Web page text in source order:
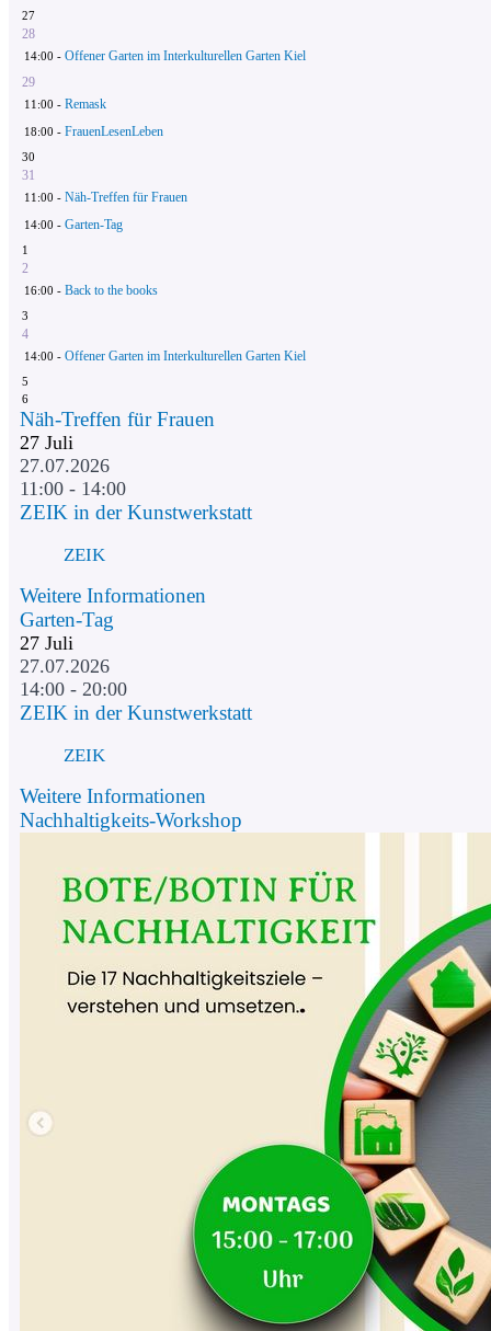
27
28
14:00 - Offener Garten im Interkulturellen Garten Kiel
29
11:00 - Remask
18:00 - FrauenLesenLeben
30
31
11:00 - Näh-Treffen für Frauen
14:00 - Garten-Tag
1
2
16:00 - Back to the books
3
4
14:00 - Offener Garten im Interkulturellen Garten Kiel
5
6
Näh-Treffen für Frauen
27 Juli
27.07.2026
11:00 - 14:00
ZEIK in der Kunstwerkstatt
ZEIK
Weitere Informationen
Garten-Tag
27 Juli
27.07.2026
14:00 - 20:00
ZEIK in der Kunstwerkstatt
ZEIK
Weitere Informationen
Nachhaltigkeits-Workshop